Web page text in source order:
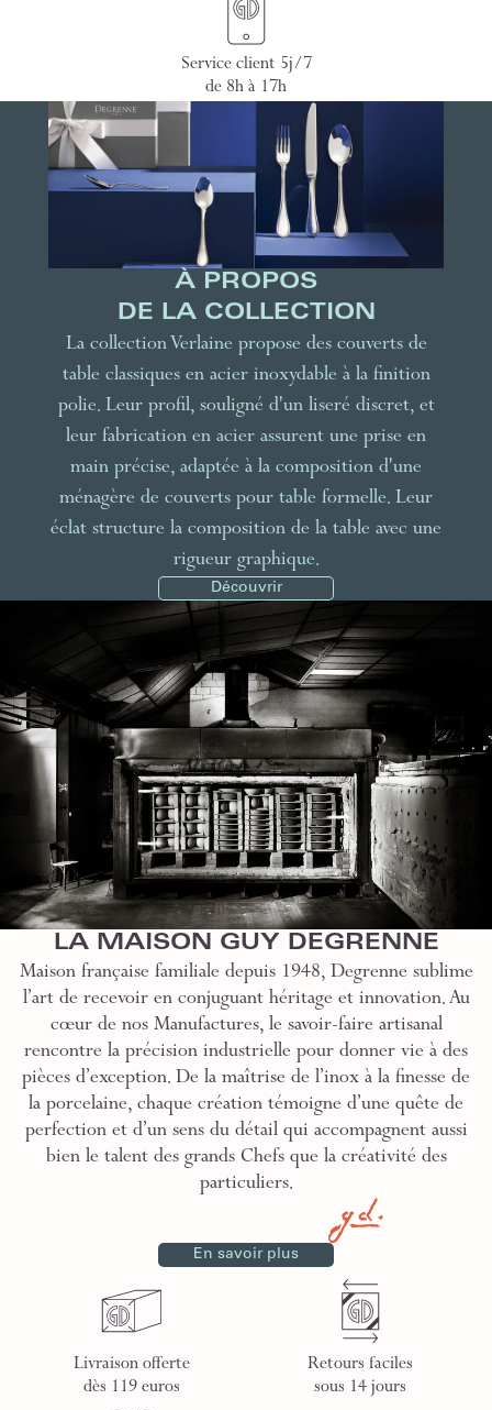
Service client 5j/7
de 8h à 17h
À PROPOS
DE LA COLLECTION
La collection Verlaine propose des couverts de
table classiques en acier inoxydable à la finition
polie. Leur profil, souligné d'un liseré discret, et
leur fabrication en acier assurent une prise en
main précise, adaptée à la composition d'une
ménagère de couverts pour table formelle. Leur
éclat structure la composition de la table avec une
rigueur graphique.
Découvrir
LA MAISON GUY DEGRENNE
Maison française familiale depuis 1948, Degrenne sublime
l’art de recevoir en conjuguant héritage et innovation. Au
cœur de nos Manufactures, le savoir-faire artisanal
rencontre la précision industrielle pour donner vie à des
pièces d’exception. De la maîtrise de l’inox à la finesse de
la porcelaine, chaque création témoigne d’une quête de
perfection et d’un sens du détail qui accompagnent aussi
bien le talent des grands Chefs que la créativité des
particuliers.
En savoir plus
Livraison offerte
dès 119 euros
Retours faciles
sous 14 jours